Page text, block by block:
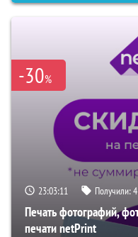
-30%
23:03:10 Получили:4
Печать фотографий,
печати netPrint